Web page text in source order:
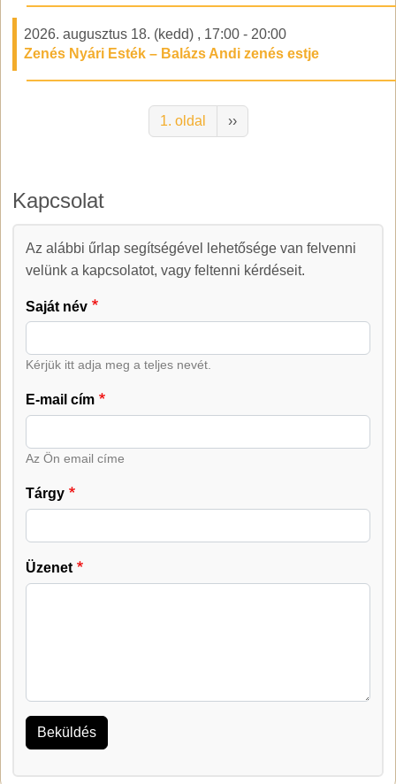
2026. augusztus 18. (kedd) , 17:00 - 20:00
Zenés Nyári Esték – Balázs Andi zenés estje
1. oldal
Következő oldal
››
Kapcsolat
Kapcsolat
Az alábbi űrlap segítségével lehetősége van felvenni
velünk a kapcsolatot, vagy feltenni kérdéseit.
Saját név
Kérjük itt adja meg a teljes nevét.
E-mail cím
Az Ön email címe
Tárgy
Üzenet